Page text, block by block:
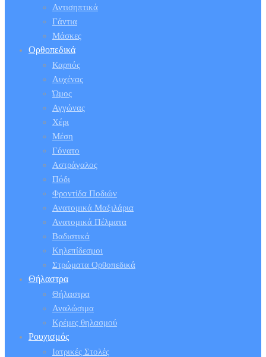
Αντισηπτικά
Γάντια
Μάσκες
Ορθοπεδικά
Καρπός
Αυχένας
Ώμος
Αγγώνας
Χέρι
Μέση
Γόνατο
Αστράγαλος
Πόδι
Φροντίδα Ποδιών
Ανατομικά Μαξιλάρια
Ανατομικά Πέλματα
Βαδιστικά
Κηλεπίδεσμοι
Στρώματα Ορθοπεδικά
Θήλαστρα
Θήλαστρα
Αναλώσιμα
Κρέμες θηλασμού
Ρουχισμός
Ιατρικές Στολές